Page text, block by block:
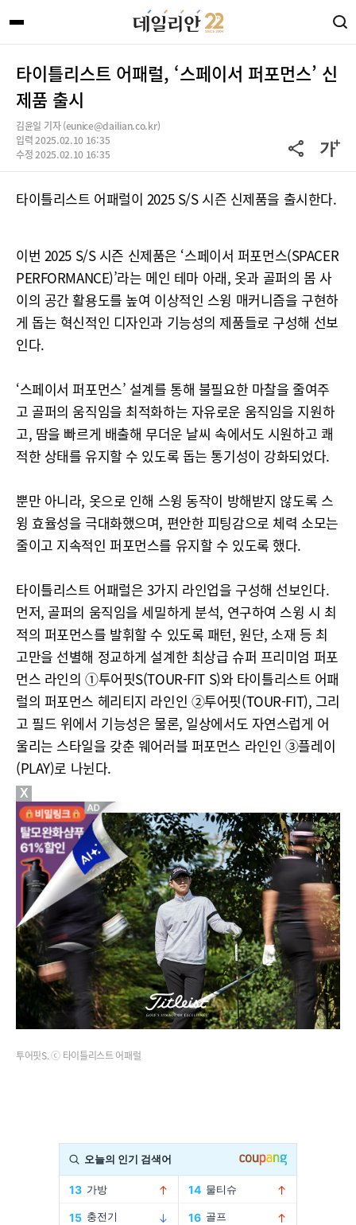
타이틀리스트 어패럴, ‘스페이서 퍼포먼스’ 신
제품 출시
김윤일 기자 (eunice@dailian.co.kr)
입력 2025.02.10 16:35
수정 2025.02.10 16:35
타이틀리스트 어패럴이 2025 S/S 시즌 신제품을 출시한다.
이번 2025 S/S 시즌 신제품은 ‘스페이서 퍼포먼스(SPACER
PERFORMANCE)’라는 메인 테마 아래, 옷과 골퍼의 몸 사
이의 공간 활용도를 높여 이상적인 스윙 매커니즘을 구현하
게 돕는 혁신적인 디자인과 기능성의 제품들로 구성해 선보
인다.
‘스페이서 퍼포먼스’ 설계를 통해 불필요한 마찰을 줄여주
고 골퍼의 움직임을 최적화하는 자유로운 움직임을 지원하
고, 땀을 빠르게 배출해 무더운 날씨 속에서도 시원하고 쾌
적한 상태를 유지할 수 있도록 돕는 통기성이 강화되었다.
뿐만 아니라, 옷으로 인해 스윙 동작이 방해받지 않도록 스
윙 효율성을 극대화했으며, 편안한 피팅감으로 체력 소모는
줄이고 지속적인 퍼포먼스를 유지할 수 있도록 했다.
타이틀리스트 어패럴은 3가지 라인업을 구성해 선보인다.
먼저, 골퍼의 움직임을 세밀하게 분석, 연구하여 스윙 시 최
적의 퍼포먼스를 발휘할 수 있도록 패턴, 원단, 소재 등 최
고만을 선별해 정교하게 설계한 최상급 슈퍼 프리미엄 퍼포
먼스 라인의 ①투어핏S(TOUR-FIT S)와 타이틀리스트 어패
럴의 퍼포먼스 헤리티지 라인인 ②투어핏(TOUR-FIT), 그리
고 필드 위에서 기능성은 물론, 일상에서도 자연스럽게 어
울리는 스타일을 갖춘 웨어러블 퍼포먼스 라인인 ③플레이
(PLAY)로 나뉜다.
투어핏S. ⓒ 타이틀리스트 어패럴
X